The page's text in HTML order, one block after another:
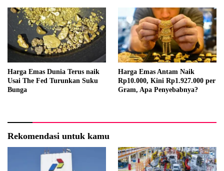
Harga Emas Dunia Terus naik
Usai The Fed Turunkan Suku
Bunga
Harga Emas Antam Naik
Rp10.000, Kini Rp1.927.000 per
Gram, Apa Penyebabnya?
Rekomendasi untuk kamu